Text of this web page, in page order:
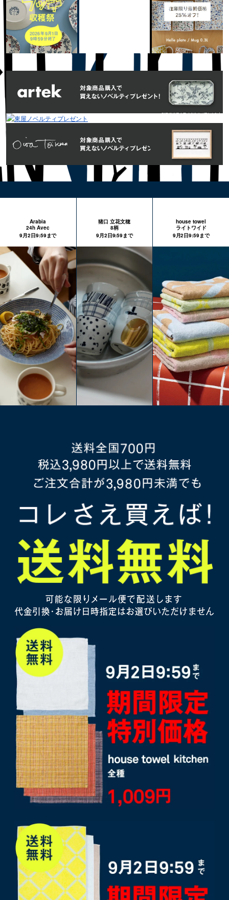
Arabia
24h Avec
9月2日9:59まで
猪口 立花文穂
8柄
9月2日9:59まで
house towel
ライトワイド
9月2日9:59まで